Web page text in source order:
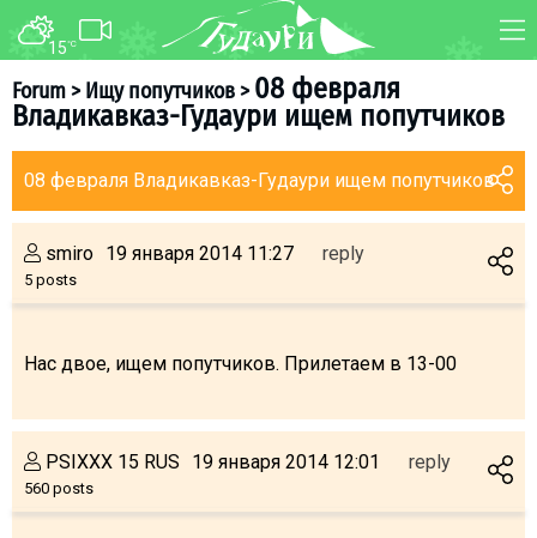
15°C
Forum>Ищу попутчиков>08 февраля
Владикавказ-Гудаури ищем попутчиков
08 февраля Владикавказ-Гудаури ищем попутчиков
smiro
5 posts
19 января 2014 11:27 reply
Нас двое, ищем попутчиков. Прилетаем в 13-00
PSIXXX 15 RUS
560 posts
19 января 2014 12:01 reply
FORUM MAP
WEBCAM
TRANSFER
About ski resort
Piste map
Ski instructors
Events schedule